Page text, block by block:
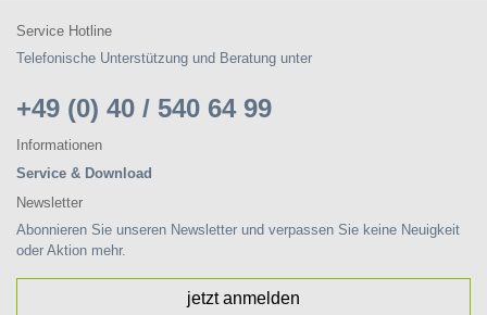
Service Hotline
Telefonische Unterstützung und Beratung unter
+49 (0) 40 / 540 64 99
Informationen
Service & Download
Newsletter
Abonnieren Sie unseren Newsletter und verpassen Sie keine Neuigkeit
oder Aktion mehr.
jetzt anmelden